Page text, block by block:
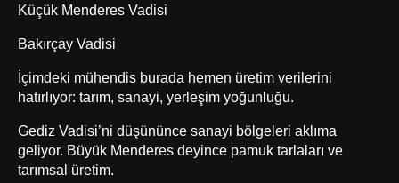
Küçük Menderes Vadisi
Bakırçay Vadisi
İçimdeki mühendis burada hemen üretim verilerini
hatırlıyor: tarım, sanayi, yerleşim yoğunluğu.
Gediz Vadisi’ni düşününce sanayi bölgeleri aklıma
geliyor. Büyük Menderes deyince pamuk tarlaları ve
tarımsal üretim.